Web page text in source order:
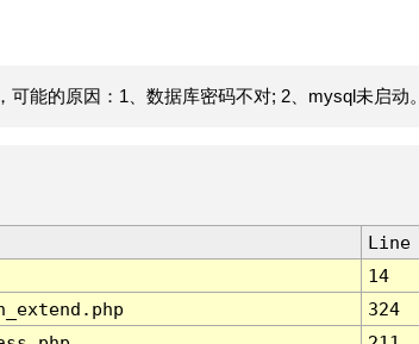
能的原因：1、数据库密码不对; 2、mysql未启动。
Line
14
324